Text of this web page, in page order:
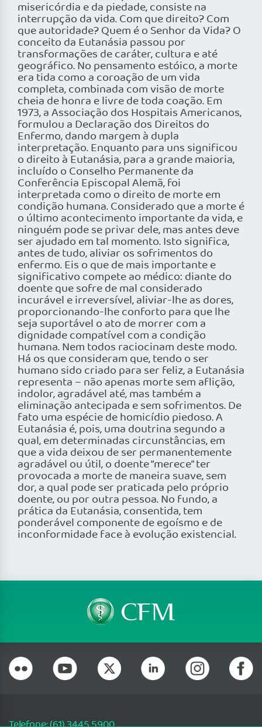
misericórdia e da piedade, consiste na
interrupção da vida. Com que direito? Com
que autoridade? Quem é o Senhor da Vida? O
conceito da Eutanásia passou por
transformações de caráter, cultura e até
geográfico. No pensamento estóico, a morte
era tida como a coroação de um vida
completa, combinada com visão de morte
cheia de honra e livre de toda coação. Em
1973, a Associação dos Hospitais Americanos,
formulou a Declaração dos Direitos do
Enfermo, dando margem à dupla
interpretação. Enquanto para uns significou
o direito à Eutanásia, para a grande maioria,
incluído o Conselho Permanente da
Conferência Episcopal Alemã, foi
interpretada como o direito de morte em
condição humana. Considerado que a morte é
o último acontecimento importante da vida, e
ninguém pode se privar dele, mas antes deve
ser ajudado em tal momento. Isto significa,
antes de tudo, aliviar os sofrimentos do
enfermo. Eis o que de mais importante e
significativo compete ao médico: diante do
doente que sofre de mal considerado
incurável e irreversível, aliviar-lhe as dores,
proporcionando-lhe conforto para que lhe
seja suportável o ato de morrer com a
dignidade compatível com a condição
humana. Nem todos raciocinam deste modo.
Há os que consideram que, tendo o ser
humano sido criado para ser feliz, a Eutanásia
representa – não apenas morte sem aflição,
indolor, agradável até, mas também a
eliminação antecipada e sem sofrimentos. De
fato uma espécie de homicídio piedoso. A
Eutanásia é, pois, uma doutrina segundo a
qual, em determinadas circunstâncias, em
que a vida deixou de ser permanentemente
agradável ou útil, o doente “merece” ter
provocada a morte de maneira suave, sem
dor, a qual pode ser praticada pelo próprio
doente, ou por outra pessoa. No fundo, a
prática da Eutanásia, consentida, tem
ponderável componente de egoísmo e de
inconformidade face à evolução existencial.